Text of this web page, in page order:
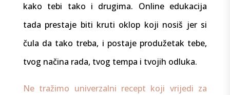
kako tebi tako i drugima. Online edukacija
tada prestaje biti kruti oklop koji nosiš jer si
čula da tako treba, i postaje produžetak tebe,
tvog načina rada, tvog tempa i tvojih odluka.
Ne tražimo univerzalni recept koji vrijedi za